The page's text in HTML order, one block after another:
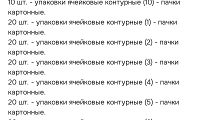
10 шт. - упаковки ячейковые контурные (10) - пачки
картонные.
20 шт. - упаковки ячейковые контурные (1) - пачки
картонные.
20 шт. - упаковки ячейковые контурные (2) - пачки
картонные.
20 шт. - упаковки ячейковые контурные (3) - пачки
картонные.
20 шт. - упаковки ячейковые контурные (4) - пачки
картонные.
20 шт. - упаковки ячейковые контурные (5) - пачки
картонные.